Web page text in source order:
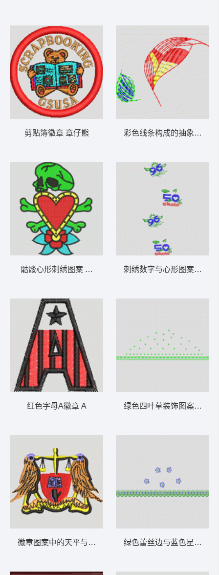
剪贴簿徽章 章仔熊
骷髅心形刺绣图案 骷髅爱心
红色字母A徽章 A
徽章图案中的天平与鸟 鸟章仔
彩色线条构成的抽象叶片
刺绣数字与心形图案设计
绿色四叶草装饰图案 下摆
绿色蕾丝边与蓝色星形图